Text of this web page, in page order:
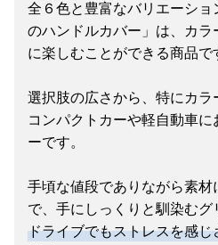
全６色と豊富なバリエーショ
のハンドルカバー」は、カ
に楽しむことができる商品で
選択肢の広さから、特にカ
コンパクトカーや軽自動車
ーです。
手頃な値段でありながら素
で、手にしっくりと馴染むグ
ドライブでもストレスを感